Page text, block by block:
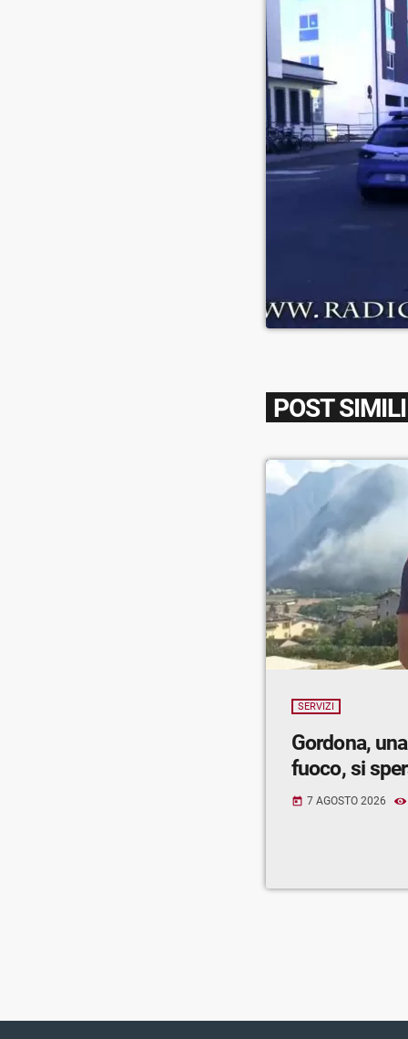
POST SIMILI
SERVIZI
Gordona,
fuoco, si
today 7 AGOSTO 2026